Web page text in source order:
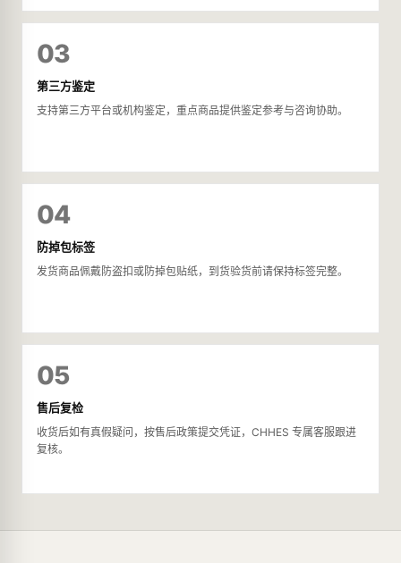
03
第三方鉴定
支持第三方平台或机构鉴定，重点商品提供鉴定参考与咨询协助。
04
防掉包标签
发货商品佩戴防盗扣或防掉包贴纸，到货验货前请保持标签完整。
05
售后复检
收货后如有真假疑问，按售后政策提交凭证，CHHES 专属客服跟进
复核。